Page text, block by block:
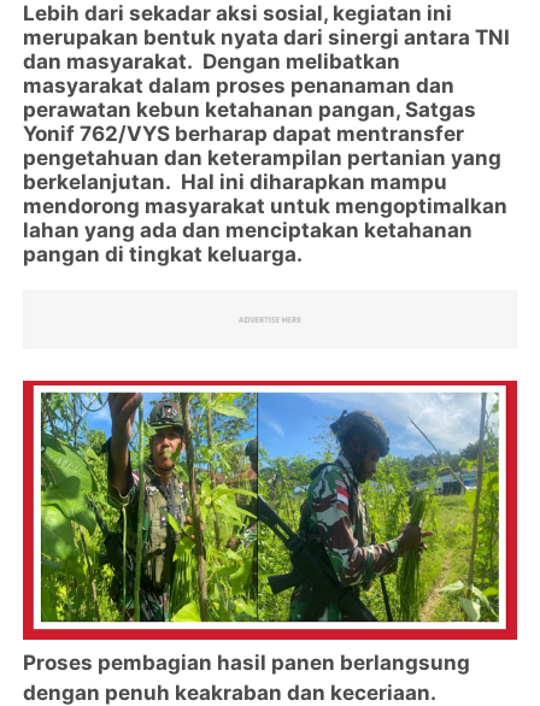
Lebih dari sekadar aksi sosial, kegiatan ini
merupakan bentuk nyata dari sinergi antara TNI
dan masyarakat. Dengan melibatkan
masyarakat dalam proses penanaman dan
perawatan kebun ketahanan pangan, Satgas
Yonif 762/VYS berharap dapat mentransfer
pengetahuan dan keterampilan pertanian yang
berkelanjutan. Hal ini diharapkan mampu
mendorong masyarakat untuk mengoptimalkan
lahan yang ada dan menciptakan ketahanan
pangan di tingkat keluarga.
Proses pembagian hasil panen berlangsung
dengan penuh keakraban dan keceriaan.